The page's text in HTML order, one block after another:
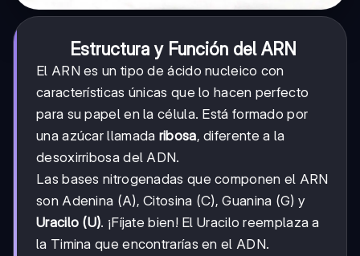
Estructura y Función del ARN
El ARN es un tipo de ácido nucleico con
características únicas que lo hacen perfecto
para su papel en la célula. Está formado por
una azúcar llamada ribosa, diferente a la
desoxirribosa del ADN.
Las bases nitrogenadas que componen el ARN
son Adenina (A), Citosina (C), Guanina (G) y
Uracilo (U). ¡Fíjate bien! El Uracilo reemplaza a
la Timina que encontrarías en el ADN.